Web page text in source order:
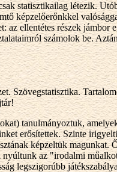
statisztikailag létezik.
képzelőerőnkkel
az ellentétes részek jámbor
számolok be.
Szövegstatisztika.
okat) tanulmányoztuk,
erősítettek. Szinte
képzeltük magunkat.
nyúltunk az "irodalmi
legszigorúbb